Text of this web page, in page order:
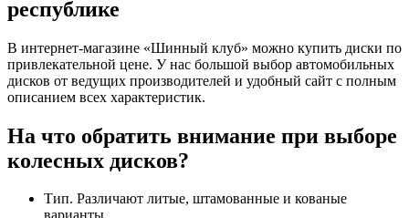
республике
В интернет-магазине «Шинный клуб» можно купить диски по
привлекательной цене. У нас большой выбор автомобильных
дисков от ведущих производителей и удобный сайт с полным
описанием всех характеристик.
На что обратить внимание при выборе
колесных дисков?
Тип. Различают литые, штамованные и кованые